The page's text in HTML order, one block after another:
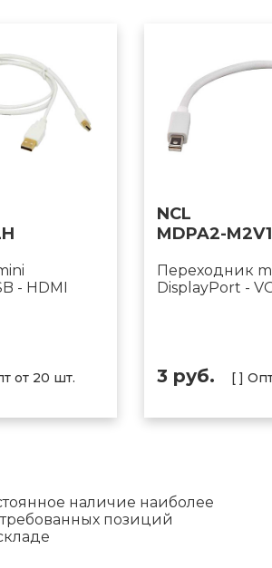
- HDMI
от 20 шт.
NCL
MDPA2-
Переходник
DisplayPort -
3 руб. [ ]
наличие наиболее
позиций